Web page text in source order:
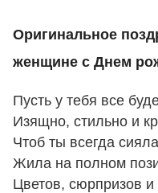
Оригинальное
женщине с Днем
Пусть у тебя все
Изящно, стильно и
Чтоб ты всегда
Жила на полном
Цветов, сюрпризов и